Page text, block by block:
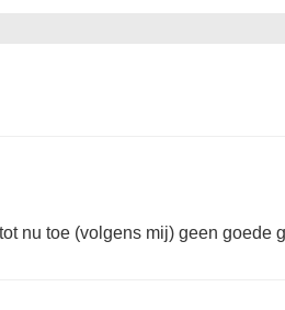
nu toe (volgens mij) geen goede